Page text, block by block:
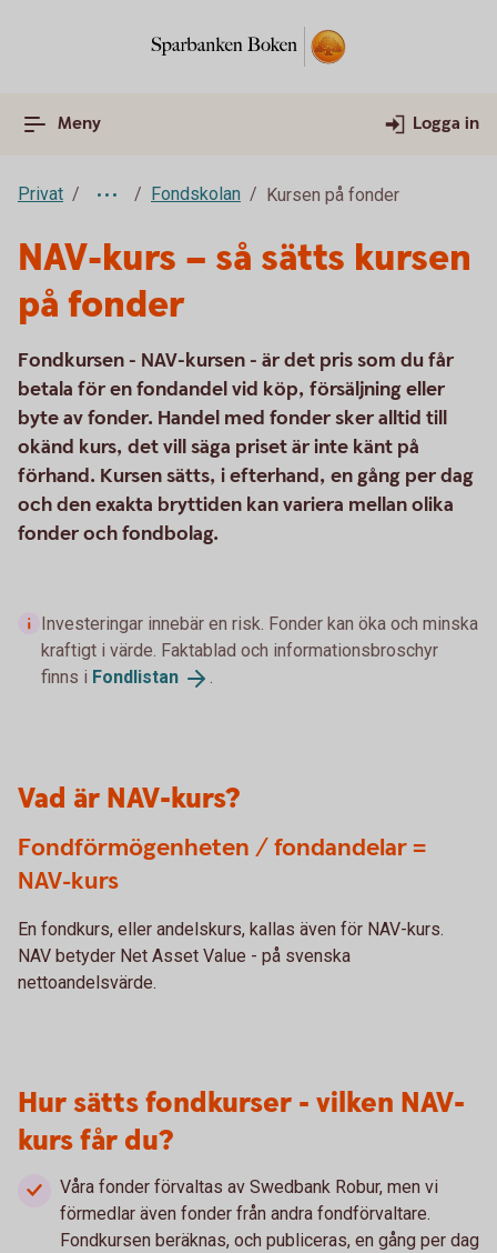
Meny Logga in
Privat Fondskolan Kursen på fonder
NAV-kurs – så sätts kursen
på fonder
Fondkursen - NAV-kursen - är det pris som du får
betala för en fondandel vid köp, försäljning eller
byte av fonder. Handel med fonder sker alltid till
okänd kurs, det vill säga priset är inte känt på
förhand. Kursen sätts, i efterhand, en gång per dag
och den exakta bryttiden kan variera mellan olika
fonder och fondbolag.
Investeringar innebär en risk. Fonder kan öka och minska
kraftigt i värde. Faktablad och informationsbroschyr
finns i Fondlistan .
Vad är NAV-kurs?
Fondförmögenheten / fondandelar =
NAV-kurs
En fondkurs, eller andelskurs, kallas även för NAV-kurs.
NAV betyder Net Asset Value - på svenska
nettoandelsvärde.
Hur sätts fondkurser - vilken NAV-
kurs får du?
Våra fonder förvaltas av Swedbank Robur, men vi
förmedlar även fonder från andra fondförvaltare.
Fondkursen beräknas, och publiceras, en gång per dag